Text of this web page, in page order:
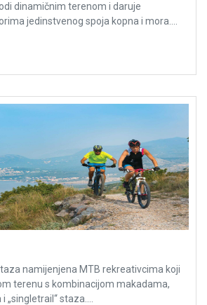
dinamičnim terenom i daruje
jedinstvenog spoja kopna i mora....
namijenjena MTB rekreativcima koji
terenu s kombinacijom makadama,
staza....